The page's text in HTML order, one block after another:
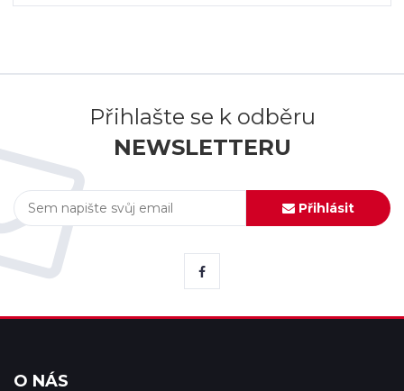
Přihlašte se k odběru
NEWSLETTERU
Přihlásit
O NÁS